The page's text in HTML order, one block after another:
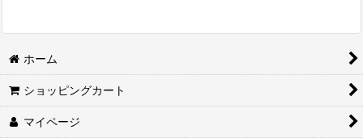
ホーム
ショッピングカート
マイページ